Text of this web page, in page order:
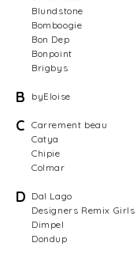
Blundstone
Bomboogie
Bon Dep
Bonpoint
Brigbys
B byEloise
C Carrement beau
Catya
Chipie
Colmar
D Dal Lago
Designers Remix Girls
Dimpel
Dondup